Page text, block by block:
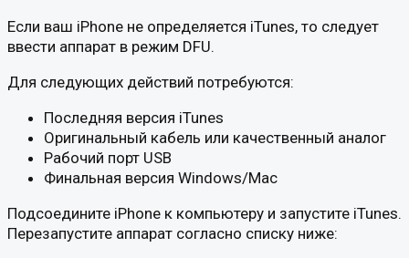
Если ваш iPhone не определяется iTunes, то следует
ввести аппарат в режим DFU.
Для следующих действий потребуются:
Последняя версия iTunes
Оригинальный кабель или качественный аналог
Рабочий порт USB
Финальная версия Windows/Mac
Подсоедините iPhone к компьютеру и запустите iTunes.
Перезапустите аппарат согласно списку ниже: